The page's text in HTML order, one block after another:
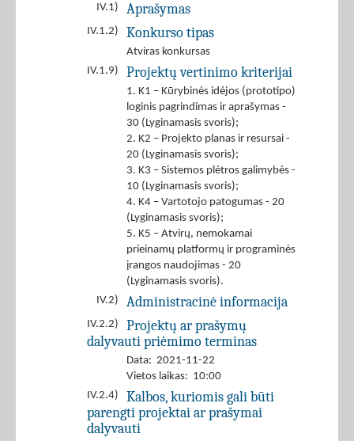
IV.1) Aprašymas
IV.1.2) Konkurso tipas
Atviras konkursas
IV.1.9)
Projektų vertinimo kriterijai
1. K1 – Kūrybinės idėjos (prototipo)
loginis pagrindimas ir aprašymas -
30 (Lyginamasis svoris);
2. K2 – Projekto planas ir resursai -
20 (Lyginamasis svoris);
3. K3 – Sistemos plėtros galimybės -
10 (Lyginamasis svoris);
4. K4 – Vartotojo patogumas - 20
(Lyginamasis svoris);
5. K5 – Atvirų, nemokamai
prieinamų platformų ir programinės
įrangos naudojimas - 20
(Lyginamasis svoris).
IV.2)
Administracinė informacija
IV.2.2)
Projektų ar prašymų
dalyvauti priėmimo terminas
Data: 2021-11-22
Vietos laikas: 10:00
IV.2.4)
Kalbos, kuriomis gali būti
parengti projektai ar prašymai
dalyvauti